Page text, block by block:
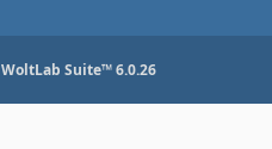
WoltLab Suite™ 6.0.26